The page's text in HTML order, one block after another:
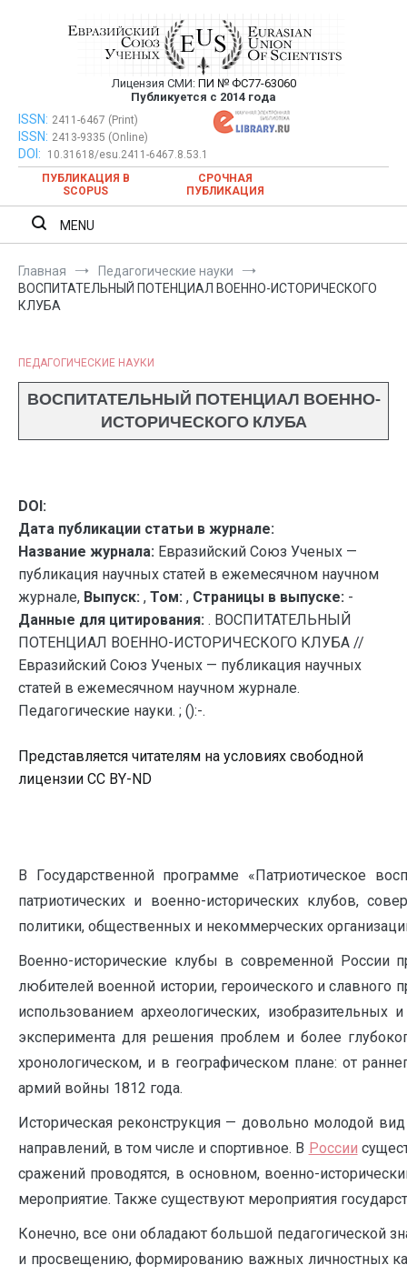
Евразийский Союз Ученых —
публикация научных статей в
ежемесячном научном журнале
Лицензия СМИ: ПИ № ФС77-63060
Публикуется с 2014 года
Евразийский Союз Ученых — публикация научных статей в
ежемесячном научном журнале
ISSN: 2411-6467 (Print)
ISSN: 2413-9335 (Online)
DOI:
10.31618/esu.2411-6467.8.53.1
ПУБЛИКАЦИЯ В
SCOPUS
СРОЧНАЯ
ПУБЛИКАЦИЯ
MENU
Главная
Педагогические науки
ВОСПИТАТЕЛЬНЫЙ ПОТЕНЦИАЛ ВОЕННО-ИСТОРИЧЕСКОГО
КЛУБА
ПЕДАГОГИЧЕСКИЕ НАУКИ
ВОСПИТАТЕЛЬНЫЙ ПОТЕНЦИАЛ ВОЕННО-
ИСТОРИЧЕСКОГО КЛУБА
DOI:
Дата публикации статьи в журнале:
Название журнала: Евразийский Союз Ученых —
публикация научных статей в ежемесячном научном
журнале, Выпуск: , Том: , Страницы в выпуске: -
Данные для цитирования: . ВОСПИТАТЕЛЬНЫЙ
ПОТЕНЦИАЛ ВОЕННО-ИСТОРИЧЕСКОГО КЛУБА //
Евразийский Союз Ученых — публикация научных
статей в ежемесячном научном журнале.
Педагогические науки. ; ():-.
Представляется читателям на условиях свободной
лицензии CC BY-ND
В Государственной программе «Патриотическое
патриотических и военно-исторических клубов,
политики, общественных и некоммерческих
Военно-исторические клубы в современной России
любителей военной истории, героического и славного
использованием археологических,
эксперимента для решения проблем и более
хронологическом, и в географическом плане: от
армий войны 1812 года.
Историческая реконструкция — довольно молодой
направлений, в том числе и спортивное. В России
сражений проводятся, в основном, военно-
мероприятие. Также существуют мероприятия
Конечно, все они обладают большой педагогической
и просвещению, формированию важных личностных